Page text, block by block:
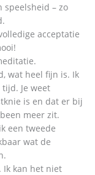
speelsheid – zo
acceptatie
wat heel fijn is. Ik
Je weet
is en dat er bij
meer zit.
een tweede
wat de
Ik kan het niet